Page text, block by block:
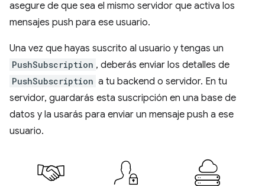
asegure de que sea el mismo servidor que activa los
mensajes push para ese usuario.
Una vez que hayas suscrito al usuario y tengas un
PushSubscription , deberás enviar los detalles de
PushSubscription a tu backend o servidor. En tu
servidor, guardarás esta suscripción en una base de
datos y la usarás para enviar un mensaje push a ese
usuario.